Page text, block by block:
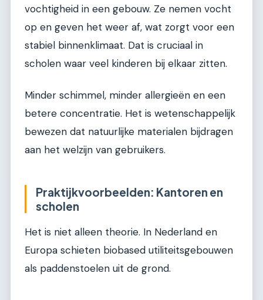
vochtigheid in een gebouw. Ze nemen vocht
op en geven het weer af, wat zorgt voor een
stabiel binnenklimaat. Dat is cruciaal in
scholen waar veel kinderen bij elkaar zitten.
Minder schimmel, minder allergieën en een
betere concentratie. Het is wetenschappelijk
bewezen dat natuurlijke materialen bijdragen
aan het welzijn van gebruikers.
Praktijkvoorbeelden: Kantoren en
scholen
Het is niet alleen theorie. In Nederland en
Europa schieten biobased utiliteitsgebouwen
als paddenstoelen uit de grond.